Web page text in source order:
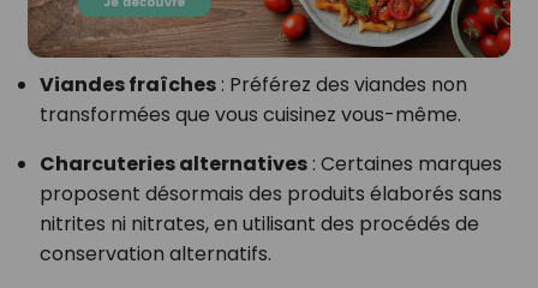
Viandes fraîches: Préférez des viandes non
transformées que vous cuisinez vous-même.
Charcuteries alternatives: Certaines marques
proposent désormais des produits élaborés sans
nitrites ni nitrates, en utilisant des procédés de
conservation alternatifs.